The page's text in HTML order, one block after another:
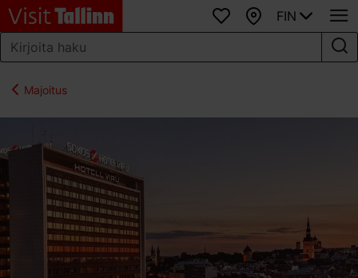
SuosikitKartta
FIN
Majoitus